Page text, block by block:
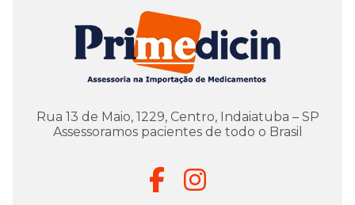
Rua 13 de Maio, 1229, Centro, Indaiatuba – SP
Assessoramos pacientes de todo o Brasil